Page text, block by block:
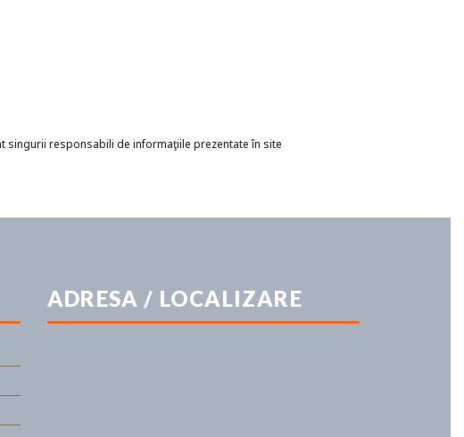
singurii responsabili de informaţiile prezentate în site
ADRESA / LOCALIZARE